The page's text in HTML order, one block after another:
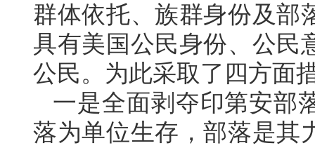
群体依托、族群身份及部
具有美国公民身份、公民
公民。为此采取了四方面
一是全面剥夺印第安部
落为单位生存，部落是其